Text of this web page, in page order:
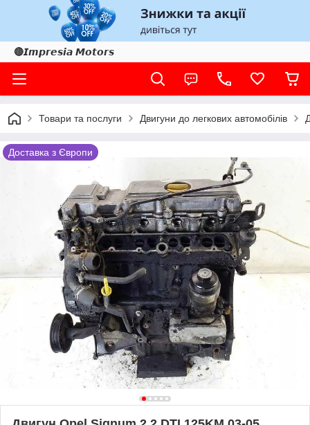
🔴𝙄𝙢𝙥𝙧𝙚𝙨𝙞𝙖 𝙈𝙤𝙩𝙤𝙧𝙨
Товари та послуги Двигуни до легкових автомобілів
Доставка з Європи